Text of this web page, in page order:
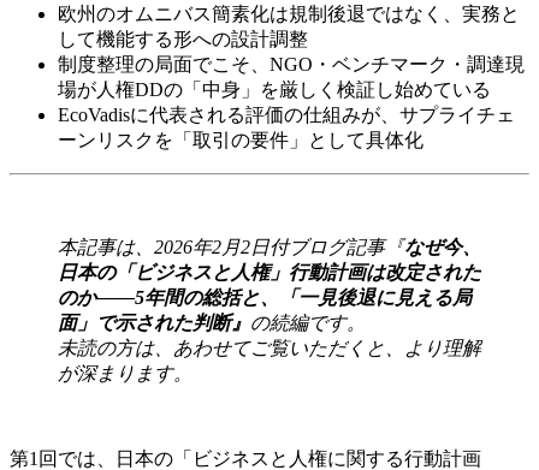
欧州のオムニバス簡素化は規制後退ではなく、実務と
して機能する形への設計調整
制度整理の局面でこそ、NGO・ベンチマーク・調達現
場が人権DDの「中身」を厳しく検証し始めている
EcoVadisに代表される評価の仕組みが、サプライチェ
ーンリスクを「取引の要件」として具体化
本記事は、2026年2月2日付ブログ記事『なぜ今、
日本の「ビジネスと人権」行動計画は改定された
のか――5年間の総括と、「一見後退に見える局
面」で示された判断』 の続編です。
未読の方は、あわせてご覧いただくと、より理解
が深まります。
第1回では、日本の「ビジネスと人権に関する行動計画